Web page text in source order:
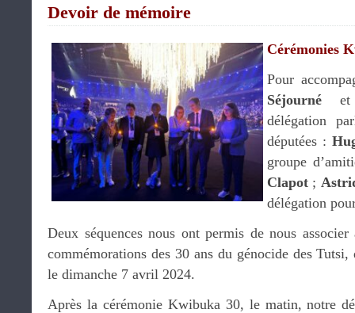
Devoir de mémoire
Cérémonies
Pour
Séjourné
délégation
députées :
groupe
Clapot ;
délégation
Deux séquences nous ont permis de nous
commémorations des 30 ans du génocide des
le dimanche 7 avril 2024.
Après la cérémonie Kwibuka 30, le matin, notre